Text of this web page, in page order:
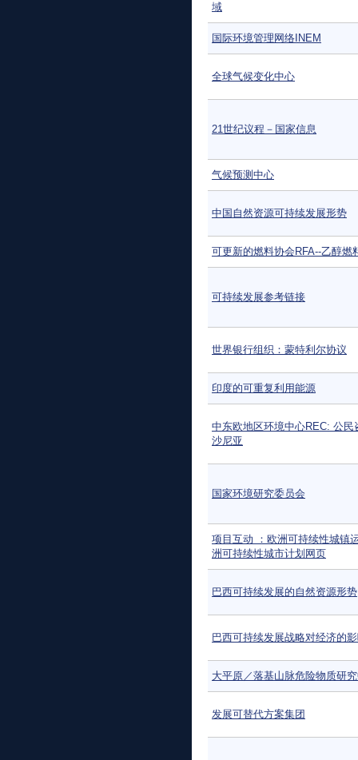
域
国际环境管理网络INEM
全球气候变化中心
21世纪议程－国家信息
气候预测中心
中国自然资源可持续发展形势
可更新的燃料协会RFA--乙醇燃
可持续发展参考链接
世界银行组织：蒙特利尔协议
印度的可重复利用能源
中东欧地区环境中心REC: 公民
沙尼亚
国家环境研究委员会
项目互动 ：欧洲可持续性城镇
洲可持续性城市计划网页
巴西可持续发展的自然资源形势
巴西可持续发展战略对经济的
大平原／落基山脉危险物质研
发展可替代方案集团